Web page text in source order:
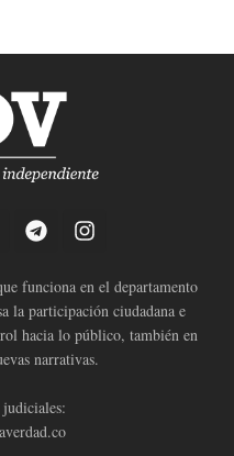
funciona en el departamento
la participación ciudadana e
hacia lo público, también en
narrativas.